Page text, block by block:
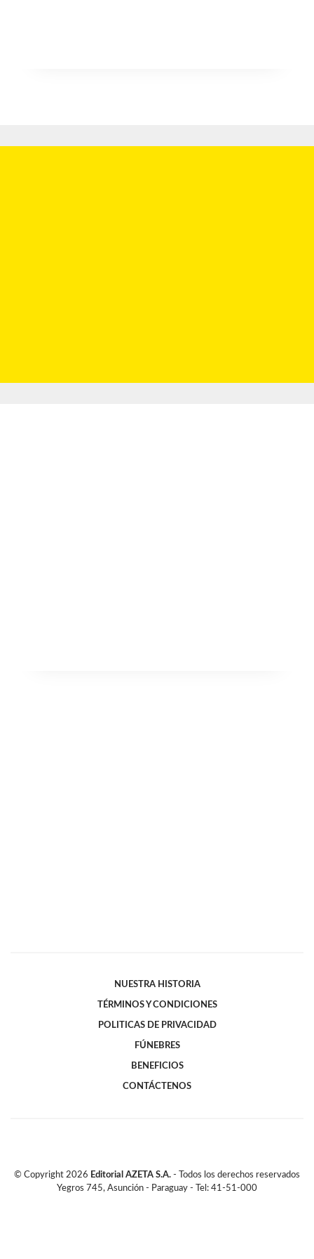
NUESTRA HISTORIA
TÉRMINOS Y CONDICIONES
POLITICAS DE PRIVACIDAD
FÚNEBRES
BENEFICIOS
CONTÁCTENOS
© Copyright 2026 Editorial AZETA S.A. - Todos los derechos reservados
Yegros 745, Asunción - Paraguay - Tel: 41-51-000